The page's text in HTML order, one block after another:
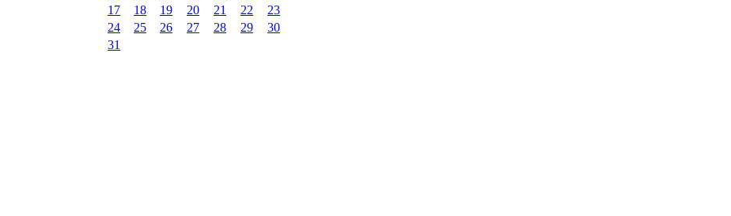
17
18 19 20 21 22
23
24
25 26 27 28 29
30
31